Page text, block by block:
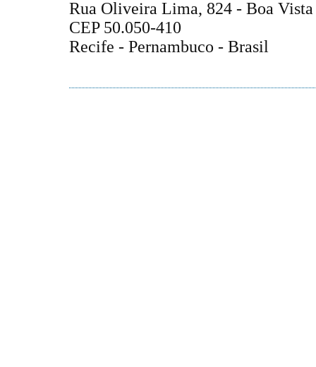
Rua Oliveira Lima, 824 - Boa Vista
CEP 50.050-410
Recife - Pernambuco - Brasil